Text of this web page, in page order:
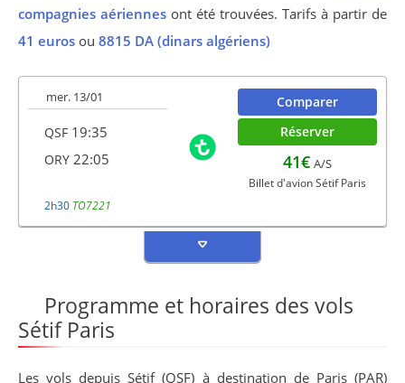
compagnies aériennes ont été trouvées. Tarifs à partir de
41 euros ou 8815 DA (dinars algériens)
mer. 13/01
QSF 19:35
ORY 22:05
2h30 TO7221
Comparer
Réserver
41€ A/S
Billet d'avion Sétif Paris
Programme et horaires des vols
Sétif Paris
Les vols depuis Sétif (QSF) à destination de Paris (PAR)